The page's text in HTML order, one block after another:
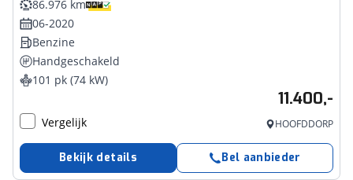
86.976 km
06-2020
Benzine
Handgeschakeld
101 pk (74 kW)
11.400,-
Vergelijk HOOFDDORP
Bekijk details Bel aanbieder